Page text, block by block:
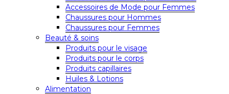
Accessoires de Mode pour Femmes
Chaussures pour Hommes
Chaussures pour Femmes
Beauté & soins
Produits pour le visage
Produits pour le corps
Produits capillaires
Huiles & Lotions
Alimentation